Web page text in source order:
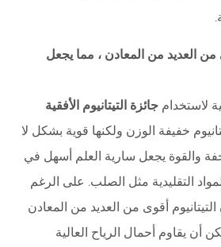
العديد من المعادن ، مما يجعل
لاستخدام جائزة التيتانيوم الأفقية
خفيفة الوزن ولكنها قوية بشكل لا
والقوة يجعل سارية العلم أسهل في
التقليدية مثل الصلب. على الرغم
أقوى من العديد من المعادن
أن يقاوم أحمال الرياح العالية